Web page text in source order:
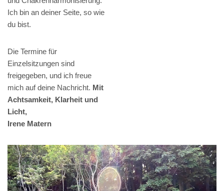
Ich bin an deiner Seite, so wie
du bist.
Die Termine für
Einzelsitzungen sind
freigegeben, und ich freue
mich auf deine Nachricht. Mit
Achtsamkeit, Klarheit und
Licht,
Irene Matern